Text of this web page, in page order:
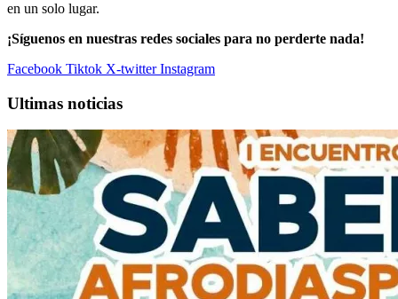
en un solo lugar.
¡Síguenos en nuestras redes sociales para no perderte nada!
Facebook Tiktok X-twitter Instagram
Ultimas noticias